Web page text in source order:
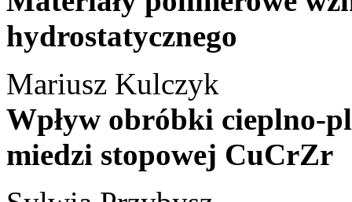
hydrostatycznego
Mariusz Kulczyk
Wpływ obróbki cieplno-
miedzi stopowej CuCrZr